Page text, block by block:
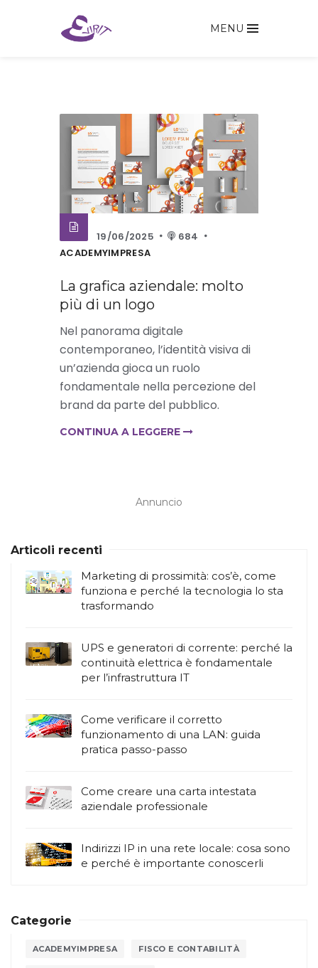
MENU
19/06/2025
684
ACADEMYIMPRESA
La grafica aziendale: molto
più di un logo
Nel panorama digitale
contemporaneo, l’identità visiva di
un’azienda gioca un ruolo
fondamentale nella percezione del
brand da parte del pubblico.
CONTINUA A LEGGERE
Annuncio
Articoli recenti
Marketing di prossimità: cos’è, come
funziona e perché la tecnologia lo sta
trasformando
UPS e generatori di corrente: perché la
continuità elettrica è fondamentale
per l’infrastruttura IT
Come verificare il corretto
funzionamento di una LAN: guida
pratica passo-passo
Come creare una carta intestata
aziendale professionale
Indirizzi IP in una rete locale: cosa sono
e perché è importante conoscerli
Categorie
ACADEMYIMPRESA FISCO E CONTABILITÀ